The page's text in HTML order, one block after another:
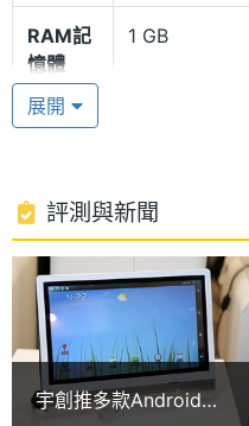
應用程式。並加入 3.5G
不僅可以透過
動態，還可以隨時利用
隨身影像，在社群生活分
自動估算每個月的通話費
Innoversal LATTICE 7
率，貼心準備了台灣各
話費，只要點選自已的
會依據您目前網內或網
的通話費，輕鬆幫您看
RAM記
憶體
1 GB
ROM儲
記憶卡 microSD(TF)
量
3000 mAh(毫
處理器 Freescale
顯示螢幕
展開
評測與新聞
宇創推多款Android平